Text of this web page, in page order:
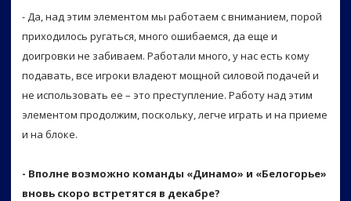
- Да, над этим элементом мы работаем с вниманием, порой
приходилось ругаться, много ошибаемся, да еще и
доигровки не забиваем. Работали много, у нас есть кому
подавать, все игроки владеют мощной силовой подачей и
не использовать ее – это преступление. Работу над этим
элементом продолжим, поскольку, легче играть и на приеме
и на блоке.
- Вполне возможно команды «Динамо» и «Белогорье»
вновь скоро встретятся в декабре?